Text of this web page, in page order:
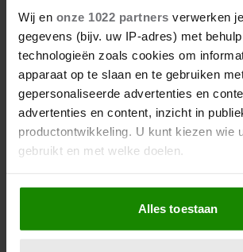
Wij en onze 1022 partners verwerken
gegevens (bijv. uw IP-adres) met
technologieën zoals cookies om
apparaat op te slaan en te gebruiken
gepersonaliseerde advertenties en
advertenties en content, inzicht in
productontwikkeling. U kunt kiezen wie
gebruikt en met welke doelen.
Als u het toestaat, willen we ook graag:
Informatie verzamelen over uw
locatie, die tot een paar meter
Alles toestaan